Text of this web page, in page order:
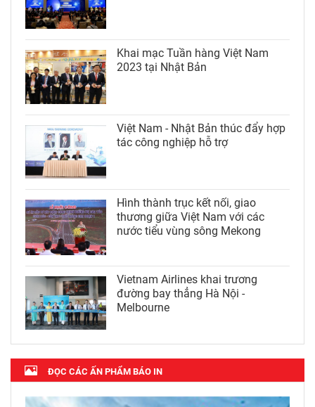
Khai mạc Tuần hàng Việt Nam
2023 tại Nhật Bản
Việt Nam - Nhật Bản thúc đẩy hợp
tác công nghiệp hỗ trợ
Hình thành trục kết nối, giao
thương giữa Việt Nam với các
nước tiểu vùng sông Mekong
Vietnam Airlines khai trương
đường bay thẳng Hà Nội -
Melbourne
ĐỌC CÁC ẤN PHẨM BÁO IN